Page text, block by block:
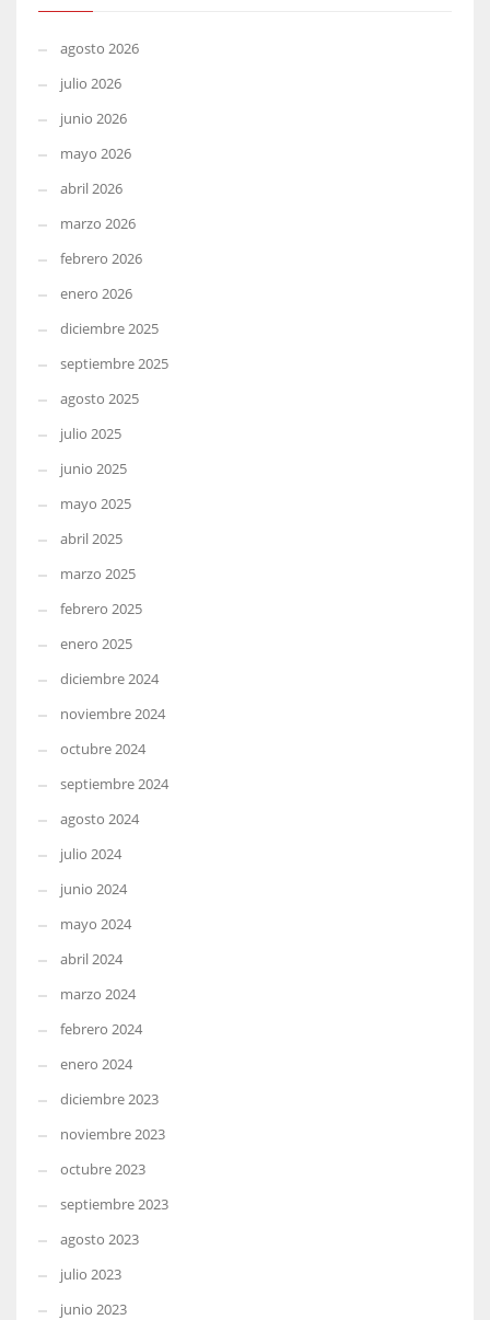
agosto 2026
julio 2026
junio 2026
mayo 2026
abril 2026
marzo 2026
febrero 2026
enero 2026
diciembre 2025
septiembre 2025
agosto 2025
julio 2025
junio 2025
mayo 2025
abril 2025
marzo 2025
febrero 2025
enero 2025
diciembre 2024
noviembre 2024
octubre 2024
septiembre 2024
agosto 2024
julio 2024
junio 2024
mayo 2024
abril 2024
marzo 2024
febrero 2024
enero 2024
diciembre 2023
noviembre 2023
octubre 2023
septiembre 2023
agosto 2023
julio 2023
junio 2023